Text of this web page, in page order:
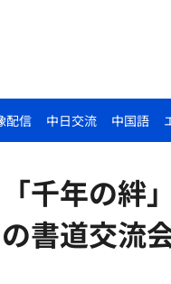
配信 中日交流 中国語
千年の絆
書道交流